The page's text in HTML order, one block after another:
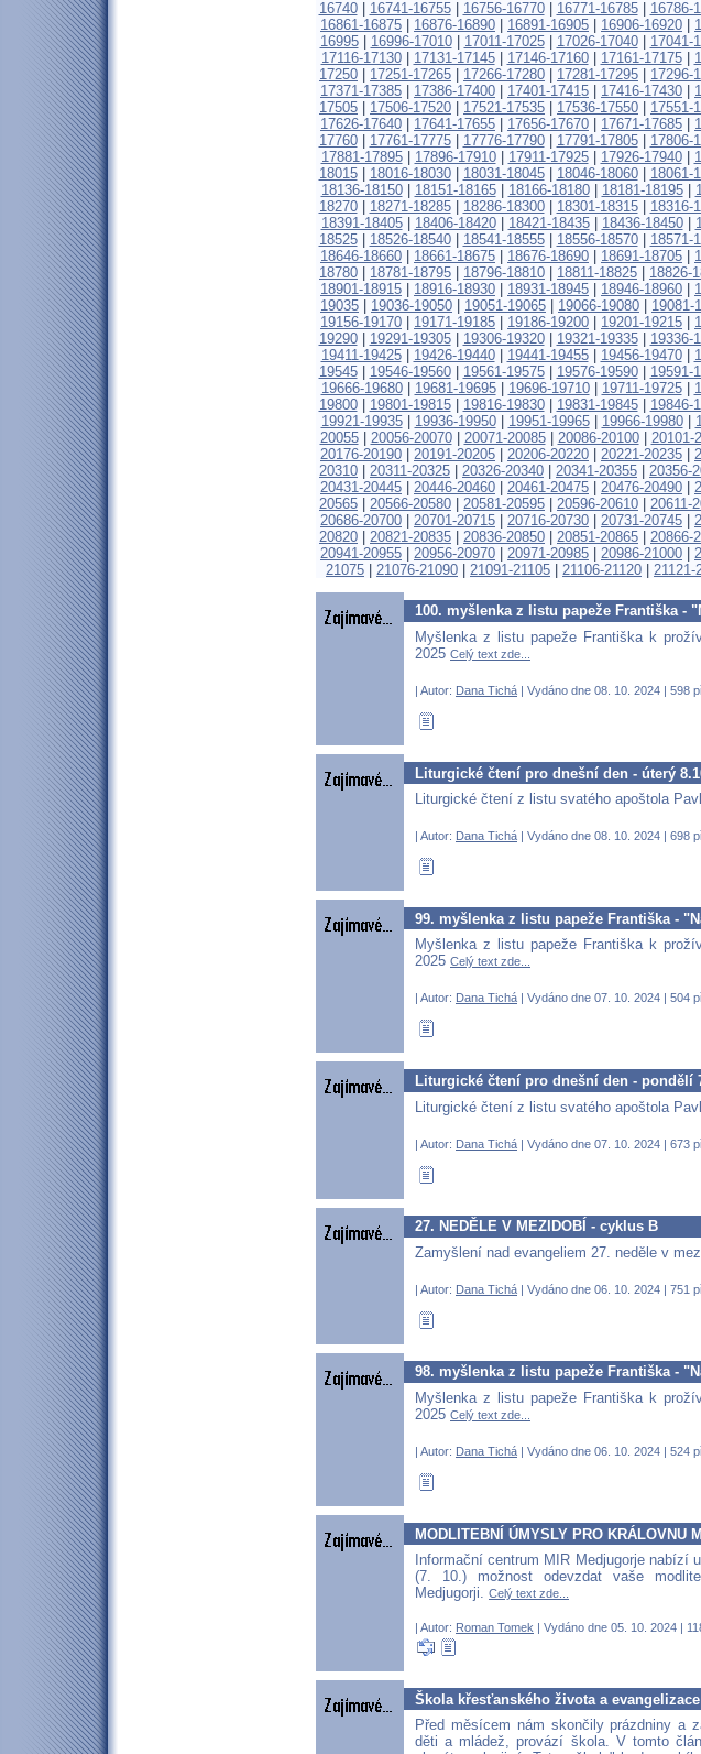
16740| 16741-16755| 16756-16770| 16771-16785| 16786-
16861-16875
16876-16890 16891-16905 16906-16920
16995| 16996-17010| 17011-17025| 17026-17040| 17041-
17116-17130| 17131-17145| 17146-17160| 17161-17175|
17250
17251-17265 17266-17280 17281-17295 17296-
17371-17385
17386-17400 17401-17415 17416-17430
17505
17506-17520 17521-17535 17536-17550 17551-
17626-17640
17641-17655 17656-17670 17671-17685
17760| 17761-17775| 17776-17790| 17791-17805| 17806-
17881-17895| 17896-17910| 17911-17925| 17926-17940|
18015| 18016-18030| 18031-18045| 18046-18060| 18061-
18136-18150| 18151-18165| 18166-18180| 18181-18195|
18270| 18271-18285| 18286-18300| 18301-18315| 18316-
18391-18405| 18406-18420| 18421-18435| 18436-18450|
18525| 18526-18540| 18541-18555| 18556-18570| 18571-
18646-18660
18661-18675 18676-18690 18691-18705
18780
18781-18795 18796-18810 18811-18825 18826-
18901-18915
18916-18930 18931-18945 18946-18960
19035
19036-19050 19051-19065 19066-19080 19081-
19156-19170
19171-19185 19186-19200 19201-19215
19290| 19291-19305| 19306-19320| 19321-19335| 19336-
19411-19425| 19426-19440| 19441-19455| 19456-19470|
19545| 19546-19560| 19561-19575| 19576-19590| 19591-
19666-19680| 19681-19695| 19696-19710| 19711-19725|
19800| 19801-19815| 19816-19830| 19831-19845| 19846-
19921-19935| 19936-19950| 19951-19965| 19966-19980|
20055| 20056-20070| 20071-20085| 20086-20100| 20101-
20176-20190
20191-20205 20206-20220 20221-20235
20310
20311-20325 20326-20340 20341-20355 20356-
20431-20445
20446-20460 20461-20475 20476-20490
20565
20566-20580 20581-20595 20596-20610 20611-
20686-20700
20701-20715 20716-20730 20731-20745
20820
20821-20835 20836-20850 20851-20865 20866-
20941-20955
20956-20970 20971-20985 20986-21000
21075
21076-21090 21091-21105 21106-21120 21121-
100. myšlenka z listu papeže Františka -
Myšlenka z listu papeže Františka k
2025 Celý text zde...
| Autor: Dana Tichá | Vydáno dne 08. 10. 2024 | 598
Liturgické čtení pro dnešní den - úterý
Liturgické čtení z listu svatého apoštola
| Autor: Dana Tichá | Vydáno dne 08. 10. 2024 | 698
99. myšlenka z listu papeže Františka -
Myšlenka z listu papeže Františka k
2025 Celý text zde...
| Autor: Dana Tichá | Vydáno dne 07. 10. 2024 | 504
Liturgické čtení pro dnešní den - pondělí
Liturgické čtení z listu svatého apoštola
| Autor: Dana Tichá | Vydáno dne 07. 10. 2024 | 673
27. NEDĚLE V MEZIDOBÍ - cyklus B
Zamyšlení nad evangeliem 27. neděle v
| Autor: Dana Tichá | Vydáno dne 06. 10. 2024 | 751
98. myšlenka z listu papeže Františka -
Myšlenka z listu papeže Františka k
2025 Celý text zde...
| Autor: Dana Tichá | Vydáno dne 06. 10. 2024 | 524
MODLITEBNÍ ÚMYSLY PRO KRÁLOVNU
Informační centrum MIR Medjugorje
(7. 10.) možnost odevzdat vaše
Medjugorji. Celý text zde...
| Autor: Roman Tomek | Vydáno dne 05. 10. 2024 |
Škola křesťanského života a evangelizace
Před měsícem nám skončily prázdniny a
děti a mládež, provází škola. V tomto